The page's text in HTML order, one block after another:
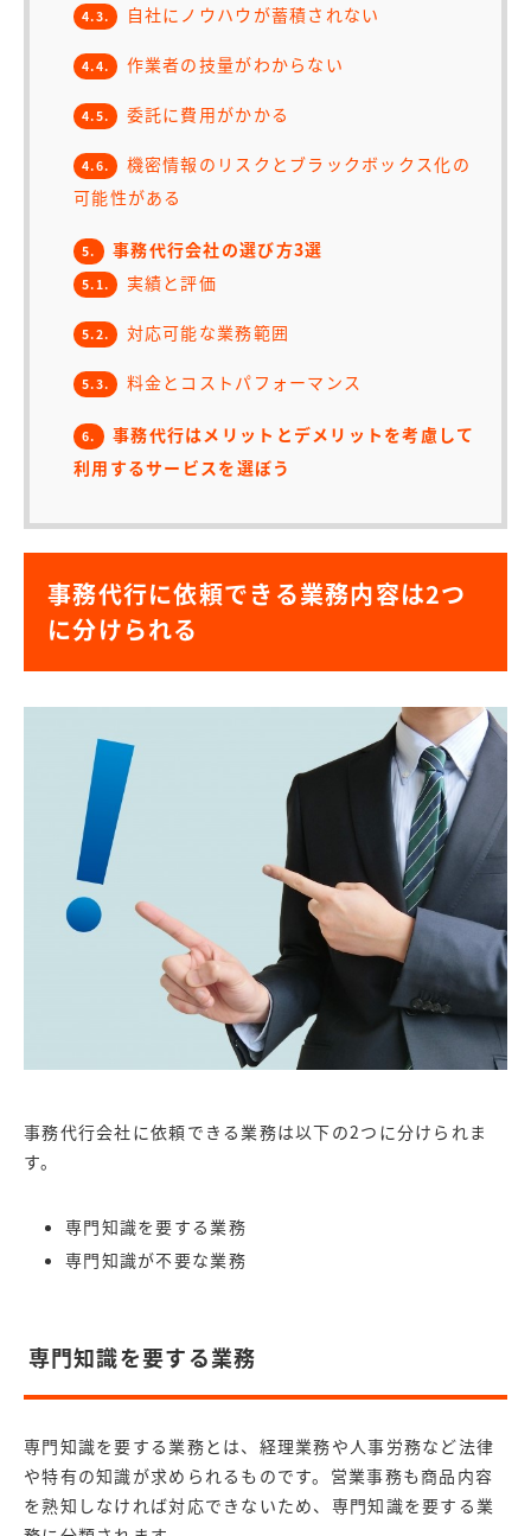
4.3. 自社にノウハウが蓄積されない
4.4. 作業者の技量がわからない
4.5. 委託に費用がかかる
4.6.
機密情報のリスクとブラックボックス化の
可能性がある
5. 事務代行会社の選び方3選
5.1. 実績と評価
5.2. 対応可能な業務範囲
5.3. 料金とコストパフォーマンス
6.
事務代行はメリットとデメリットを考慮して
利用するサービスを選ぼう
事務代行に依頼できる業務内容は2つ
に分けられる
事務代行会社に依頼できる業務は以下の2つに分けられま
す。
専門知識を要する業務
専門知識が不要な業務
専門知識を要する業務
専門知識を要する業務とは、経理業務や人事労務など法律
や特有の知識が求められるものです。営業事務も商品内容
を熟知しなければ対応できないため、専門知識を要する業